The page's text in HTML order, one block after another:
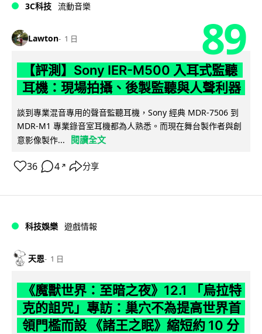
3C科技 流動音樂
Lawton 1 日 89
【評測】Sony IER-M500 入耳式監聽
耳機：現場拍攝、後製監聽與人聲利器
談到專業混音專用的聲音監聽耳機，Sony 經典 MDR-7506 到
MDR-M1 專業錄音室耳機都為人熟悉。而現在舞台製作者與創
意影像製作...
閱讀全文
36 4 ↗ 分享
科技娛樂 遊戲情報
天恩 1 日
《魔獸世界：至暗之夜》12.1 「烏拉特
克的詛咒」專訪：巢穴不為提高世界首
領門檻而設 《諸王之眠》縮短約 10 分